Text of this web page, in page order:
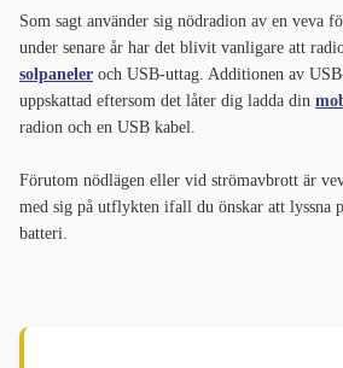
Som sagt använder sig nödradion av en veva
under senare år har det blivit vanligare att
solpaneler och USB-uttag. Additionen av
uppskattad eftersom det låter dig ladda din
radion och en USB kabel.
Förutom nödlägen eller vid strömavbrott är
med sig på utflykten ifall du önskar att lyssna
batteri.